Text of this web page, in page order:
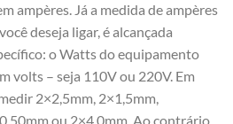
ampères. Já a medida de ampères
deseja ligar, é alcançada
o Watts do equipamento
volts – seja 110V ou 220V. Em
2×2,5mm, 2×1,5mm,
ou 2×4,0mm. Ao contrário